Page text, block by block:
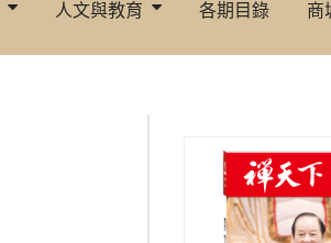
人文與教育 各期目錄 商